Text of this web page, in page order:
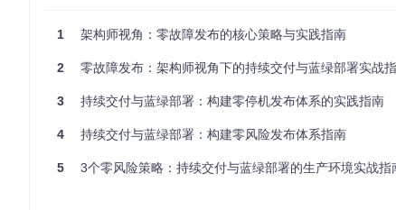
配置代码化：通过Terraform或CloudFormation管理基础设
选择部署策略时需考虑四大因素：
业务影响范围：核心交易系统建议采用蓝绿部署，内部管
1 架构师视角：零故障发布的核心策略与实践指南
2 零故障发布：架构师视角下的持续交付与蓝绿部署实战
3 持续交付与蓝绿部署：构建零停机发布体系的实践指南
4 持续交付与蓝绿部署：构建零风险发布体系指南
5 3个零风险策略：持续交付与蓝绿部署的生产环境实战指